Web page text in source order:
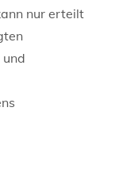
nur erteilt